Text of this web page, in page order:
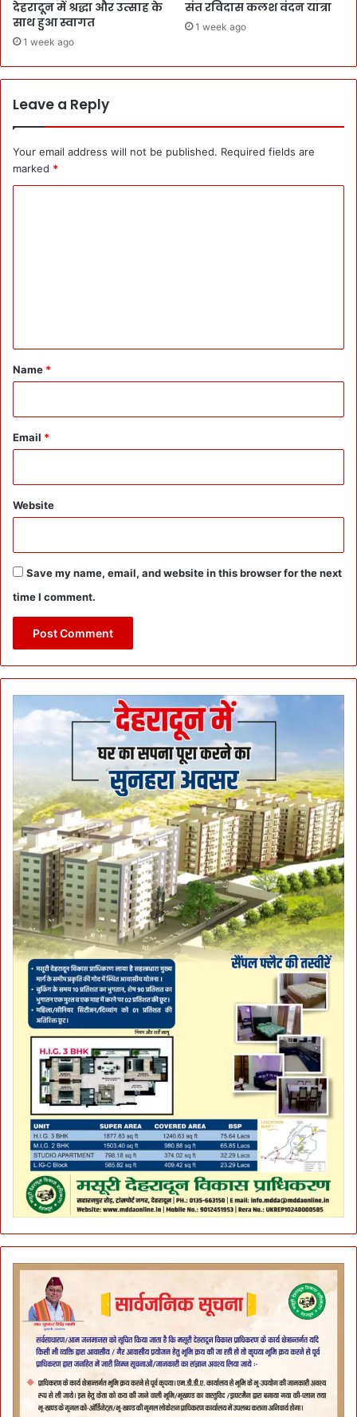
देहरादून में श्रद्धा और उत्साह के
साथ हुआ स्वागत
1 week ago
संत रविदास कलश वंदन यात्रा
1 week ago
Leave a Reply
Your email address will not be published. Required fields are
marked *
*
Name *
Email *
Website
Save my name, email, and website in this browser for the next
time I comment.